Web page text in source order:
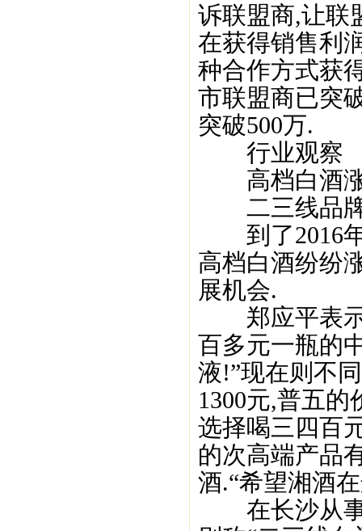
诉联盟商,让联
在获得销售利
种合作方式获
市联盟商已突
突破500万.
行业观察
高档白酒
二三线品牌
到了2016年,
高档白酒纷纷
展机会.
郑应平表示
百多元一瓶的
液!”现在则不
1300元,普五的
选择喝三四百
的次高端产品
酒.“希望湘酒
在长沙从事